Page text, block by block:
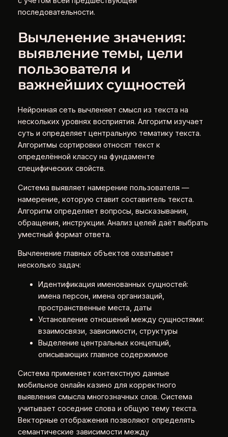
последовательности.
Вычленение значения:
выявление темы, цели
пользователя и
важнейших сущностей
Нейронная сеть вычленяет смысл из текста на
нескольких уровнях восприятия. Алгоритм изучает
суть и определяет центральную тематику текста.
Алгоритмы сортировки относят текст к
определённой классу на фундаменте
специфических свойств.
Система выявляет намерение пользователя —
намерение, которую ставит составитель текста.
Алгоритм определяет вопросы, высказывания,
обращения, инструкции. Анализ целей даёт выбрать
уместный формат ответа.
Вычленение главных объектов охватывает
несколько задач:
Идентификация именованных сущностей:
имена персон, имена организаций,
пространственные места, даты
Установление отношений между сущностями:
взаимосвязи, зависимости, структуры
Выделение центральных концепций,
описывающих главное содержимое
Система применяет контекстную данные
мобильное онлайн казино для корректного
выявления смысла многозначных слов. Система
учитывает соседние слова и общую тему текста.
Векторные отображения позволяют определять
семантические зависимости между